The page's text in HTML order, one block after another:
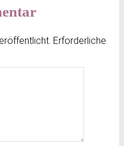
Erforderliche